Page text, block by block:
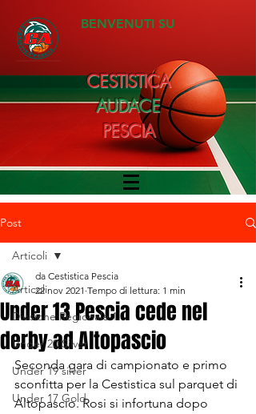
BENVENUTI SU
CESTISTICA
AUDACE
PESCIA
Post
Articoli
Divisione Regionale 1
Under 20 Silver
Under 19 silver
Under 17 Gold
Articoli
Under 13 Pescia cede nel
derby ad Altopascio
da Cestistica Pescia
22 nov 2021 Tempo di lettura: 1 min
Seconda gara di campionato e primo
sconfitta per la Cestistica sul parquet di
Altopascio. Rosi si infortuna dopo